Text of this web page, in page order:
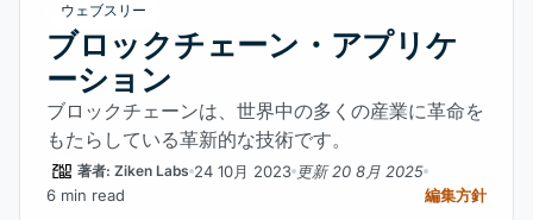
ウェブスリー
ブロックチェーン・アプリケ
ーション
ブロックチェーンは、世界中の多くの産業に革命を
もたらしている革新的な技術です。
著者: Ziken Labs 24 10月 2023 更新 20 8月 2025
6 min read
編集方針